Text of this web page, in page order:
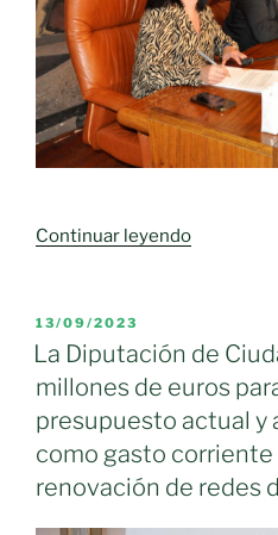
Continuar leyendo«Valverde
Pleno
subirán
sus
PUBLICADO
EL
13/09/2023
La Diputación de
millones de euros
presupuesto actual y
como gasto
renovación de redes